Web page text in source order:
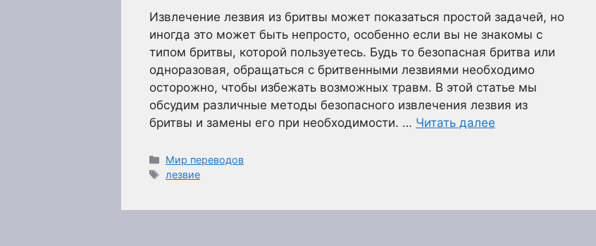
Извлечение лезвия из бритвы может показаться простой задачей, но
иногда это может быть непросто, особенно если вы не знакомы с
типом бритвы, которой пользуетесь. Будь то безопасная бритва или
одноразовая, обращаться с бритвенными лезвиями необходимо
осторожно, чтобы избежать возможных травм. В этой статье мы
обсудим различные методы безопасного извлечения лезвия из
бритвы и замены его при необходимости. … Читать далее
Рубрики
Мир переводов
Метки
лезвие